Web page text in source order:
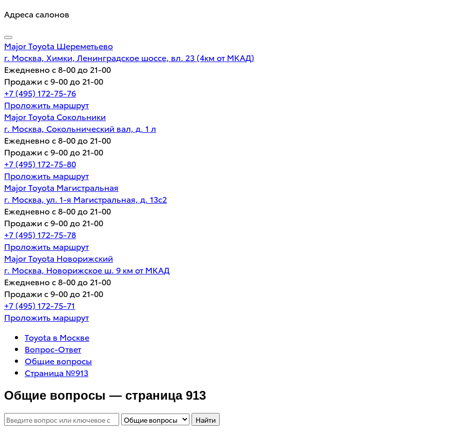
Адреса салонов
Major Toyota Шереметьево
г. Москва, Химки, Ленинградское шоссе, вл. 23 (4км от МКАД)
Ежедневно с 8-00 до 21-00
Продажи с 9-00 до 21-00
+7 (495) 172-75-76
Проложить маршрут
Major Toyota Сокольники
г. Москва, Сокольнический вал, д. 1 л
Ежедневно с 8-00 до 21-00
Продажи с 9-00 до 21-00
+7 (495) 172-75-80
Проложить маршрут
Major Toyota Магистральная
г. Москва, ул. 1-я Магистральная, д. 13с2
Ежедневно с 8-00 до 21-00
Продажи с 9-00 до 21-00
+7 (495) 172-75-78
Проложить маршрут
Major Toyota Новорижский
г. Москва, Новорижское ш. 9 км от МКАД
Ежедневно с 8-00 до 21-00
Продажи с 9-00 до 21-00
+7 (495) 172-75-71
Проложить маршрут
Toyota в Москве
Вопрос-Ответ
Общие вопросы
Страница №913
Общие вопросы — страница 913
Найти